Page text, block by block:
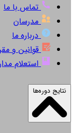
تماس با ما
مدرسان
درباره ما
قوانین و
استعلام
نتایج دوره‌ها